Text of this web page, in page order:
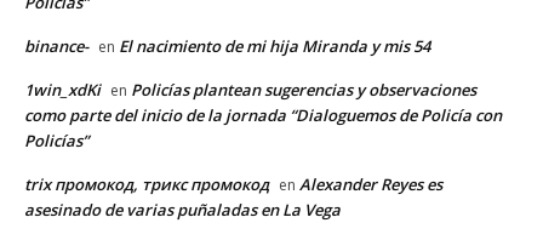
binance- en El nacimiento de mi hija Miranda y mis 54
1win_xdKi en Policías plantean sugerencias y observaciones
como parte del inicio de la jornada “Dialoguemos de Policía con
Policías”
trix промокод, трикс промокод en Alexander Reyes es
asesinado de varias puñaladas en La Vega